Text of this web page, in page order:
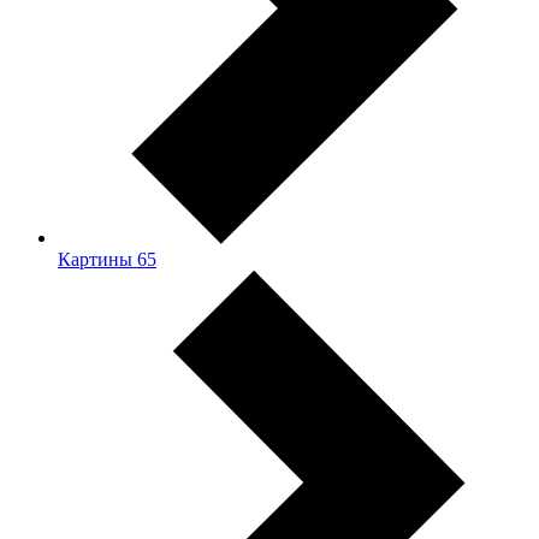
Картины 65